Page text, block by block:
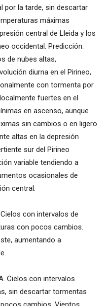
por la tarde, sin descartar
máximas
central de Lleida y los
occidental. Predicción:
de nubes altas,
diurna en el Pirineo,
con tormenta por
fuertes en el
en ascenso, aunque
sin cambios o en ligero
altas en la depresión
sur del Pirineo
variable tendiendo a
ocasionales de
central.
Cielos con intervalos de
con pocos cambios.
aumentando a
Cielos con intervalos
sin descartar tormentas